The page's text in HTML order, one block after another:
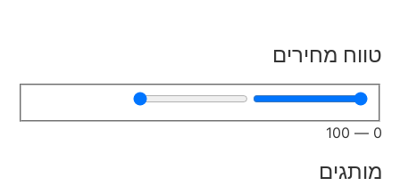
טווח מחירים
0
—
100
מותגים